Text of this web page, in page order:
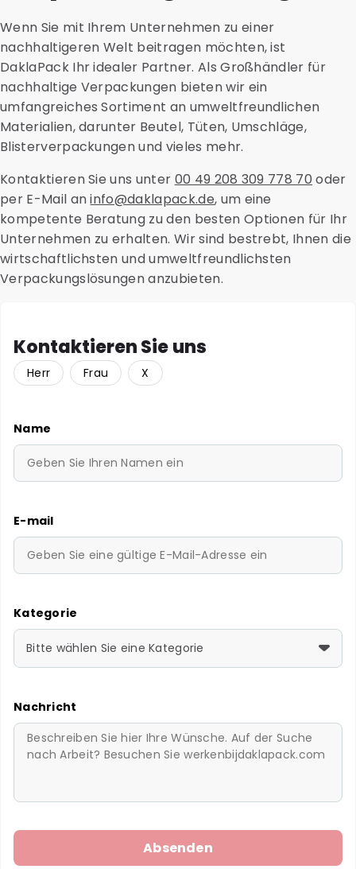
Wenn Sie mit Ihrem Unternehmen zu einer
nachhaltigeren Welt beitragen möchten, ist
DaklaPack Ihr idealer Partner. Als Großhändler für
nachhaltige Verpackungen bieten wir ein
umfangreiches Sortiment an umweltfreundlichen
Materialien, darunter Beutel, Tüten, Umschläge,
Blisterverpackungen und vieles mehr.
Kontaktieren Sie uns unter 00 49 208 309 778 70 oder
per E-Mail aninfo@daklapack.de, um eine
kompetente Beratung zu den besten Optionen für Ihr
Unternehmen zu erhalten. Wir sind bestrebt, Ihnen die
wirtschaftlichsten und umweltfreundlichsten
Verpackungslösungen anzubieten.
Kontaktieren Sie uns
Herr Frau X
Name
E-mail
Kategorie
Bitte wählen Sie eine Kategorie
Nachricht